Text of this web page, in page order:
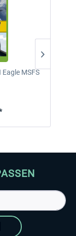
Eagle MSFS